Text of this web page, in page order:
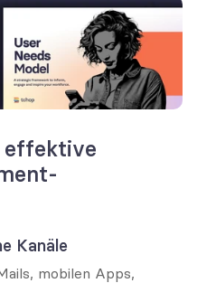
effektive
Kanäle
mobilen Apps,